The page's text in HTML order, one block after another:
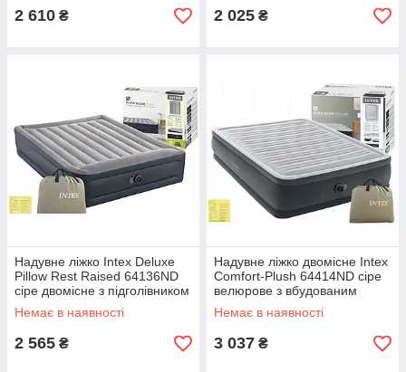
2 610 ₴ 2 025 ₴
Надувне ліжко Intex Deluxe
Pillow Rest Raised 64136ND
сіре двомісне з підголівником
152х203х42 см з вбудованим
насосом та сумкою
Немає в наявності
2 565 ₴
Надувне ліжко двомісне Intex
Comfort-Plush 64414ND сіре
велюрове з вбудованим
електронасосом 152х203х46
см
Немає в наявності
3 037 ₴